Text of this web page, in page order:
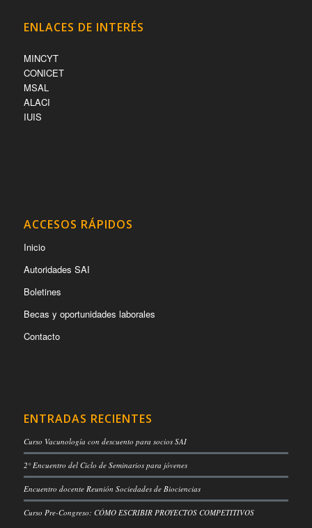
ENLACES DE INTERÉS
MINCYT
CONICET
MSAL
ALACI
IUIS
ACCESOS RÁPIDOS
Inicio
Autoridades SAI
Boletines
Becas y oportunidades laborales
Contacto
ENTRADAS RECIENTES
Curso Vacunología con descuento para socios SAI
2° Encuentro del Ciclo de Seminarios para jóvenes
Encuentro docente Reunión Sociedades de Biociencias
Curso Pre-Congreso: CÓMO ESCRIBIR PROYECTOS COMPETITIVOS